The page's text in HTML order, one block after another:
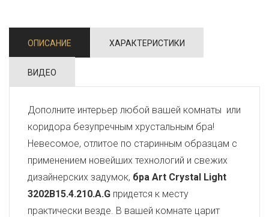
ОПИСАНИЕ ХАРАКТЕРИСТИКИ
ВИДЕО
Дополните интерьер любой вашей комнаты или
коридора безупречным хрустальным бра!
Невесомое, отлитое по старинным образцам с
применением новейших технологий и свежих
дизайнерских задумок, бра Art Crystal Light
3202B15.4.210.A.G придется к месту
практически везде. В вашей комнате царит